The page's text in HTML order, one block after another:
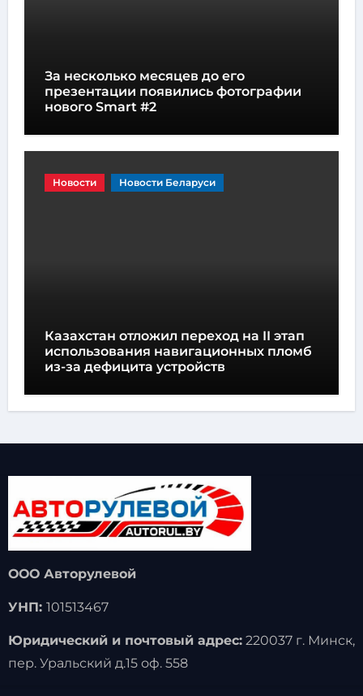
За несколько месяцев до его
презентации появились фотографии
нового Smart #2
Новости Новости Беларуси
Казахстан отложил переход на II этап
использования навигационных пломб
из-за дефицита устройств
ООО Авторулевой
УНП: 101513467
Юридический и почтовый адрес:220037 г. Минск,
пер. Уральский д.15 оф. 558